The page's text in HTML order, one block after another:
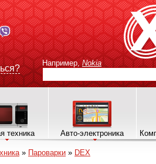
Например, Nokia
техника Авто-электроника
» Пароварки » DEX